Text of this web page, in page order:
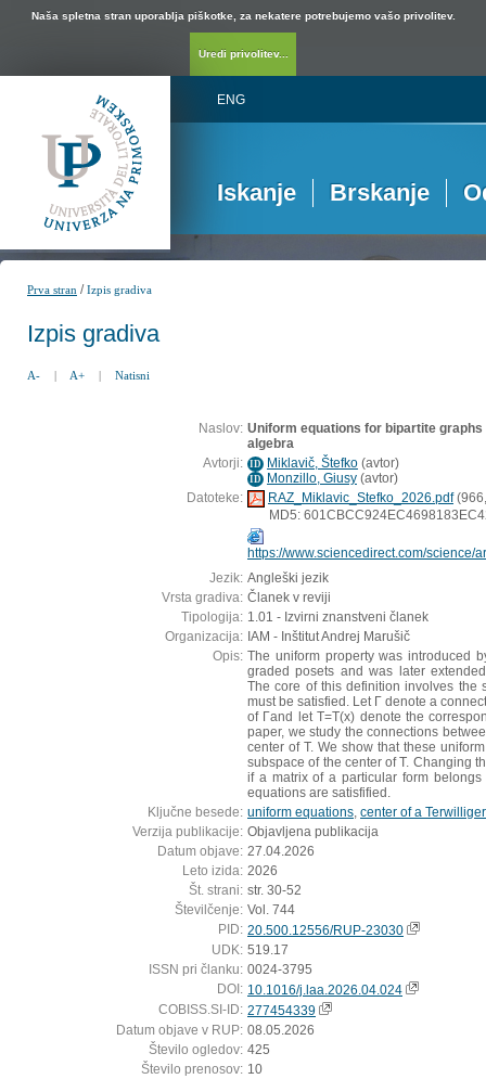
Naša spletna stran uporablja piškotke, za nekatere potrebujemo vašo privolitev.
Uredi privolitev...
ENG
Iskanje Brskanje
Prva stran /Izpis gradiva
Izpis gradiva
A- | A+ | Natisni
Naslov: Uniform equations for bipartite
algebra
Avtorji: ID Miklavič, Štefko (avtor)
ID Monzillo, Giusy (avtor)
Datoteke:
RAZ_Miklavic_Stefko_2026.pdf
MD5:
https://www.sciencedirect.com/science/
Jezik: Angleški jezik
Vrsta gradiva: Članek v reviji
Tipologija: 1.01 - Izvirni znanstveni članek
Organizacija: IAM - Inštitut Andrej Marušič
Opis: The uniform property was introduced
graded posets and was later
The core of this definition involves the
must be satisfied. Let Γ denote a
of Γand let T=T(x) denote the
paper, we study the connections
center of T. We show that these
subspace of the center of T. Changing
if a matrix of a particular form
equations are satisfified.
Ključne besede: uniform equations center of a
Verzija publikacije: Objavljena publikacija
Datum objave: 27.04.2026
Leto izida: 2026
Št. strani: str. 30-52
Številčenje: Vol. 744
PID: 20.500.12556/RUP-23030
UDK: 519.17
ISSN pri članku: 0024-3795
DOI: 10.1016/j.laa.2026.04.024
COBISS.SI-ID: 277454339
Datum objave v RUP: 08.05.2026
Število ogledov: 425
Število prenosov: 10